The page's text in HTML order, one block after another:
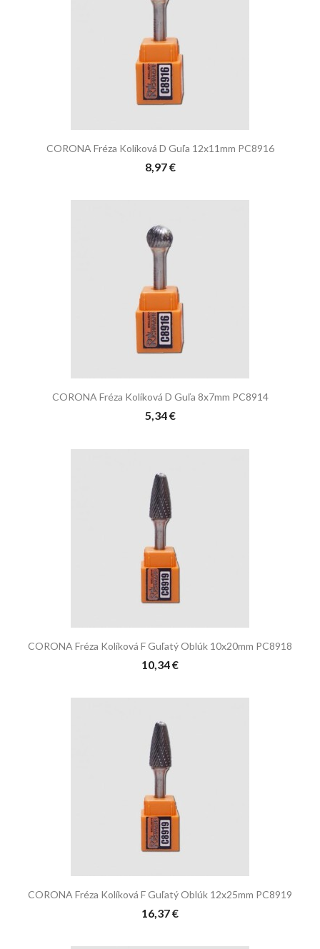
CORONA Fréza Kolíková D Guľa 12x11mm PC8916
8,97 €
CORONA Fréza Kolíková D Guľa 8x7mm PC8914
5,34 €
CORONA Fréza Kolíková F Guľatý Oblúk 10x20mm PC8918
10,34 €
CORONA Fréza Kolíková F Guľatý Oblúk 12x25mm PC8919
16,37 €